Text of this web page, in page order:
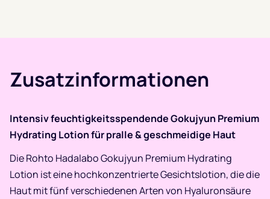
Zusatzinformationen
Intensiv feuchtigkeitsspendende Gokujyun Premium
Hydrating Lotion für pralle & geschmeidige Haut
Die Rohto Hadalabo Gokujyun Premium Hydrating
Lotion ist eine hochkonzentrierte Gesichtslotion, die die
Haut mit fünf verschiedenen Arten von Hyaluronsäure